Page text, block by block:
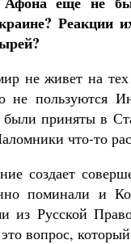
Реакции
не живет на тех
не пользуются
были приняты в
что-то
создает
поминали и
из Русской
вопрос,